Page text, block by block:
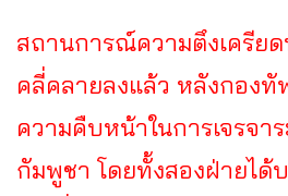
สถานการณ์ความตึงเครีย
คลี่คลายลงแล้ว หลังกองทั
ความคืบหน้าในการเจรจา
กัมพูชา โดยทั้งสองฝ่ายได้